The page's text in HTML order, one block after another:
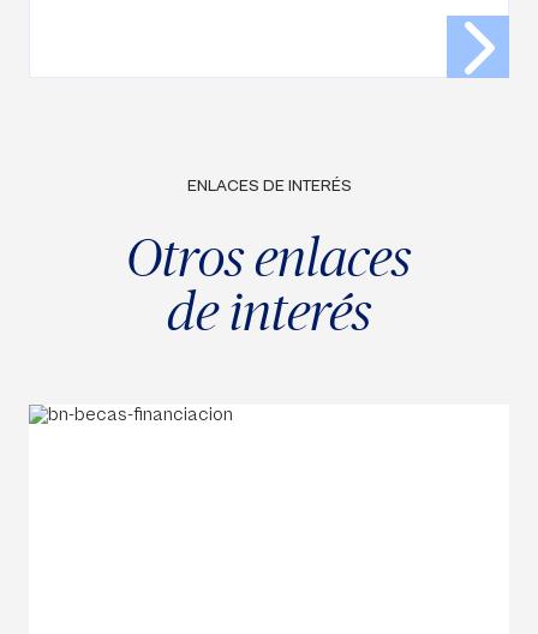
ENLACES DE INTERÉS
Otros enlaces
de interés